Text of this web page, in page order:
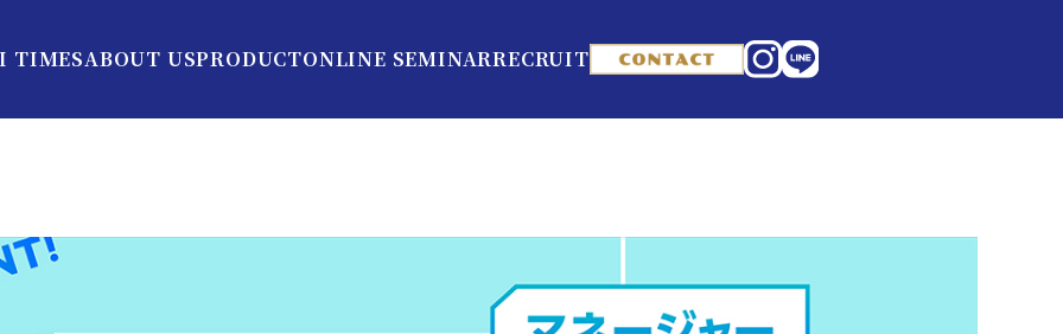
TIMESABOUT USPRODUCTONLINE SEMINARRECRUIT